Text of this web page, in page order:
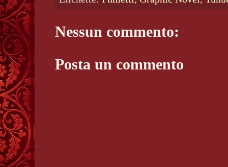
Nessun commento:
Posta un commento